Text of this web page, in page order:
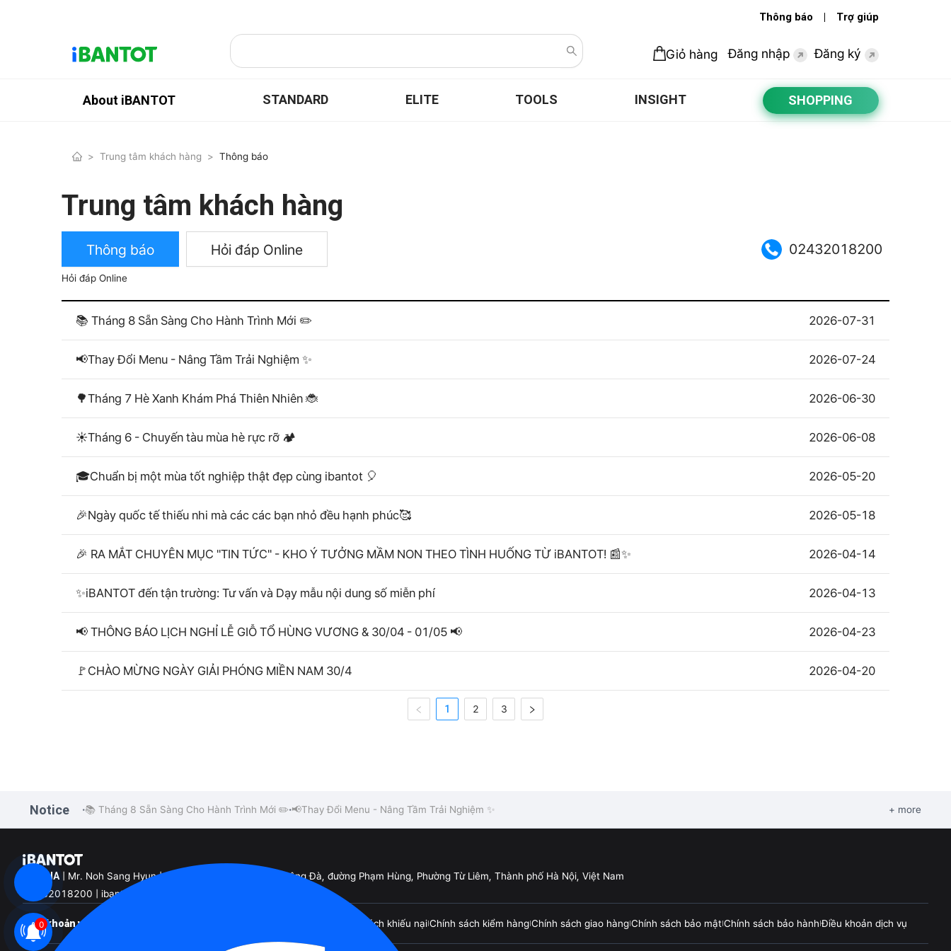
Thông báo Trợ giúp
Giỏ hàng Đăng nhập Đăng ký
About iBANTOT STANDARD ELITE TOOLS INSIGHT SHOPPING
> Trung tâm khách hàng > Thông báo
Trung tâm khách hàng
Thông báo Hỏi đáp Online 02432018200
Hỏi đáp Online
📚 Tháng 8 Sẵn Sàng Cho Hành Trình Mới ✏️ 2026-07-31
📢Thay Đổi Menu - Nâng Tầm Trải Nghiệm ✨ 2026-07-24
🌳Tháng 7 Hè Xanh Khám Phá Thiên Nhiên 🐞 2026-06-30
☀️Tháng 6 - Chuyến tàu mùa hè rực rỡ 🏕️ 2026-06-08
🎓Chuẩn bị một mùa tốt nghiệp thật đẹp cùng ibantot 🎈 2026-05-20
🎉Ngày quốc tế thiếu nhi mà các các bạn nhỏ đều hạnh phúc🥰 2026-05-18
🎉 RA MẮT CHUYÊN MỤC "TIN TỨC" - KHO Ý TƯỞNG MẦM NON THEO TÌNH HUỐNG TỪ iBANTOT! 📰✨ 2026-04-14
✨iBANTOT đến tận trường: Tư vấn và Dạy mẫu nội dung số miễn phí 2026-04-13
📢 THÔNG BÁO LỊCH NGHỈ LỄ GIỖ TỔ HÙNG VƯƠNG & 30/04 - 01/05 📢 2026-04-23
🚩CHÀO MỪNG NGÀY GIẢI PHÓNG MIỀN NAM 30/4 2026-04-20
1 2 3
Notice •📚 Tháng 8 Sẵn Sàng Cho Hành Trình Mới ✏️•📢Thay Đổi Menu - Nâng Tầm Trải Nghiệm ✨ + more
EK VINA | Mr. Noh Sang Hyun | Tầng 25, Khối B, Tòa nhà Sông Đà, đường Phạm Hùng, Phường Từ Liêm, Thành phố Hà Nội, Việt Nam
02432018200 | ibantot@ibantot.vn | Mã số 0110168245
Điều khoản và Chính sách Chính sách khiếu nạiChính sách kiểm hàngChính sách giao hàngChính sách bảo mật Chính sách bảo hành |Điều khoản dịch vụ
0